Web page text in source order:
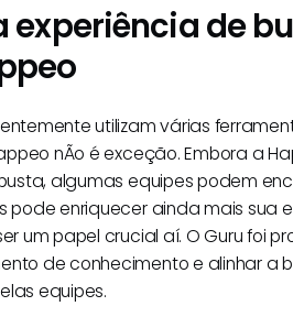
experiência de
utilizam várias
nÃo é exceção. Embora a
algumas equipes podem
pode enriquecer ainda mais sua
um papel crucial aí. O Guru foi
de conhecimento e alinhar a
equipes.